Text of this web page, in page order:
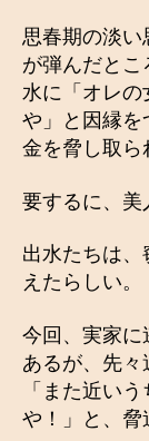
思春期の淡い
が弾んだとこ
水に「オレの
や」と因縁を
金を脅し取ら
要するに、美
出水たちは
えたらしい。
今回、実家に
あるが、先々
「また近い
や！」と、脅